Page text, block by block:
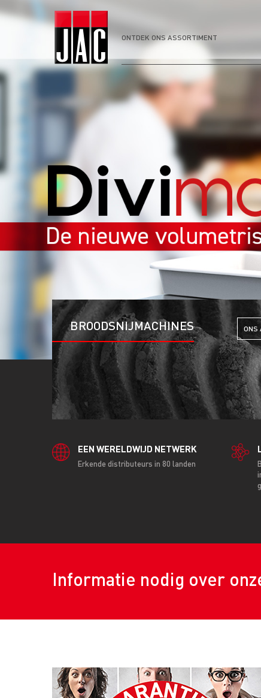
ONTDEK ONS ASSORTIMENT
BROODSNIJMACHINES ONS
EEN WERELDWIJD NETWERK
Erkende distributeurs in 80 landen
Informatie nodig over